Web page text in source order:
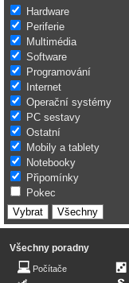
Hardware
Periferie
Multimédia
Software
Programování
Internet
Operační systémy
PC sestavy
Ostatní
Mobily a tablety
Notebooky
Připomínky
Pokec
Všechny poradny
Počítače